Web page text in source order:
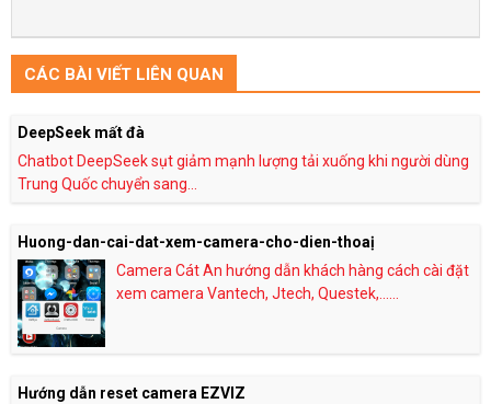
CÁC BÀI VIẾT LIÊN QUAN
DeepSeek mất đà
Chatbot DeepSeek sụt giảm mạnh lượng tải xuống khi người dùng
Trung Quốc chuyển sang...
Huong-dan-cai-dat-xem-camera-cho-dien-thoaị
Camera Cát An hướng dẫn khách hàng cách cài đặt
xem camera Vantech, Jtech, Questek,......
Hướng dẫn reset camera EZVIZ